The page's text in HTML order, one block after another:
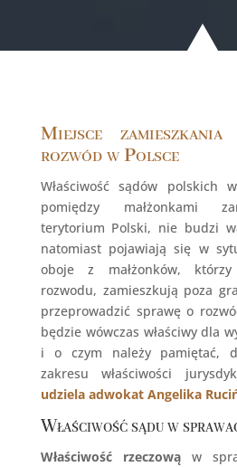
Miejsce
rozwód w Polsce
Właściwość sądów polskich
pomiędzy małżonkami
terytorium Polski, nie budzi
natomiast pojawiają się w
oboje z małżonków,
rozwodu, zamieszkują poza
przeprowadzić sprawę o
będzie wówczas właściwy dla
i o czym należy pamiętać,
zakresu właściwości
udziela adwokat Angelika
Właściwość sądu w
Właściwość rzeczowąw